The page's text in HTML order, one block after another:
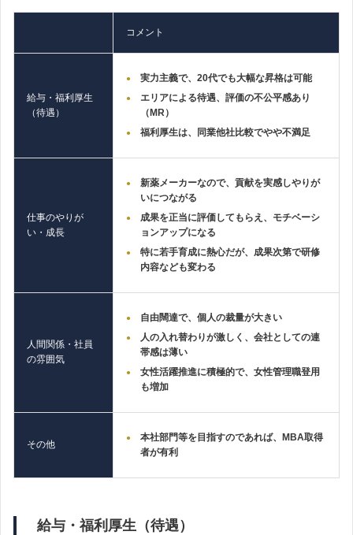
コメント
給与・福利厚生
（待遇）
実力主義で、20代でも大幅な昇格は可能
エリアによる待遇、評価の不公平感あり
（MR）
福利厚生は、同業他社比較でやや不満足
仕事のやりが
い・成長
新薬メーカーなので、貢献を実感しやりが
いにつながる
成果を正当に評価してもらえ、モチベーシ
ョンアップになる
特に若手育成に熱心だが、成果次第で研修
内容なども変わる
人間関係・社員
の雰囲気
自由闊達で、個人の裁量が大きい
人の入れ替わりが激しく、会社としての連
帯感は薄い
女性活躍推進に積極的で、女性管理職登用
も増加
その他
本社部門等を目指すのであれば、MBA取得
者が有利
給与・福利厚生（待遇）